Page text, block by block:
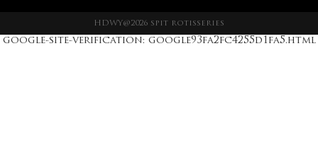
HDWY@2026 spit rotisseries
google-site-verification: google93fa2fc4255d1fa5.html